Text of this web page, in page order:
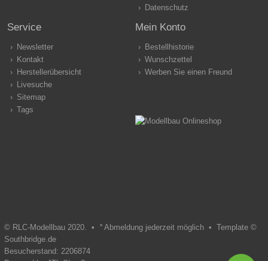
Datenschutz
Service
Newsletter
Kontakt
Herstellerübersicht
Livesuche
Sitemap
Tags
Mein Konto
Bestellhistorie
Wunschzettel
Werben Sie einen Freund
© RLC-Modellbau 2020. • *Abmeldung jederzeit möglich • Template ©
Southbridge.de
Besucherstand: 2206874